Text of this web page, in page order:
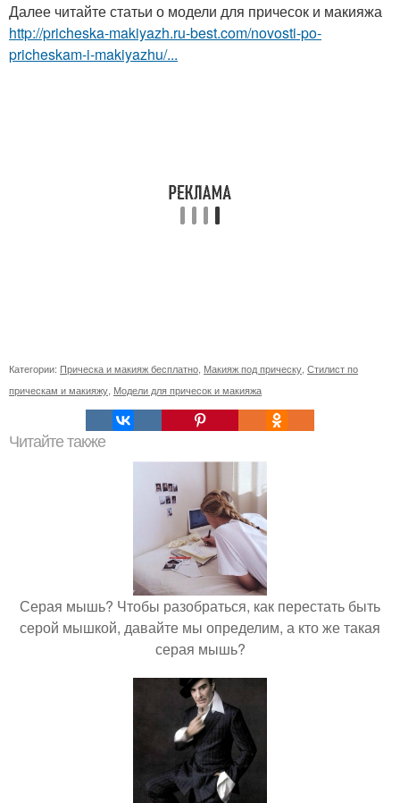
Далее читайте статьи о модели для причесок и макияжа
http://pricheska-makiyazh.ru-best.com/novosti-po-
pricheskam-i-makiyazhu/...
Категории: Прическа и макияж бесплатно Макияж под прическу Стилист по
прическам и макияжу Модели для причесок и макияжа
Читайте также
Серая мышь? Чтобы разобраться, как перестать быть
серой мышкой, давайте мы определим, а кто же такая
серая мышь?